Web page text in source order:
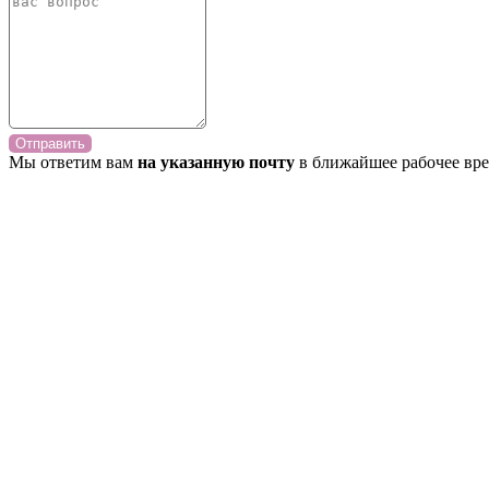
Отправить
Мы ответим вам на указанную почту в ближайшее рабочее